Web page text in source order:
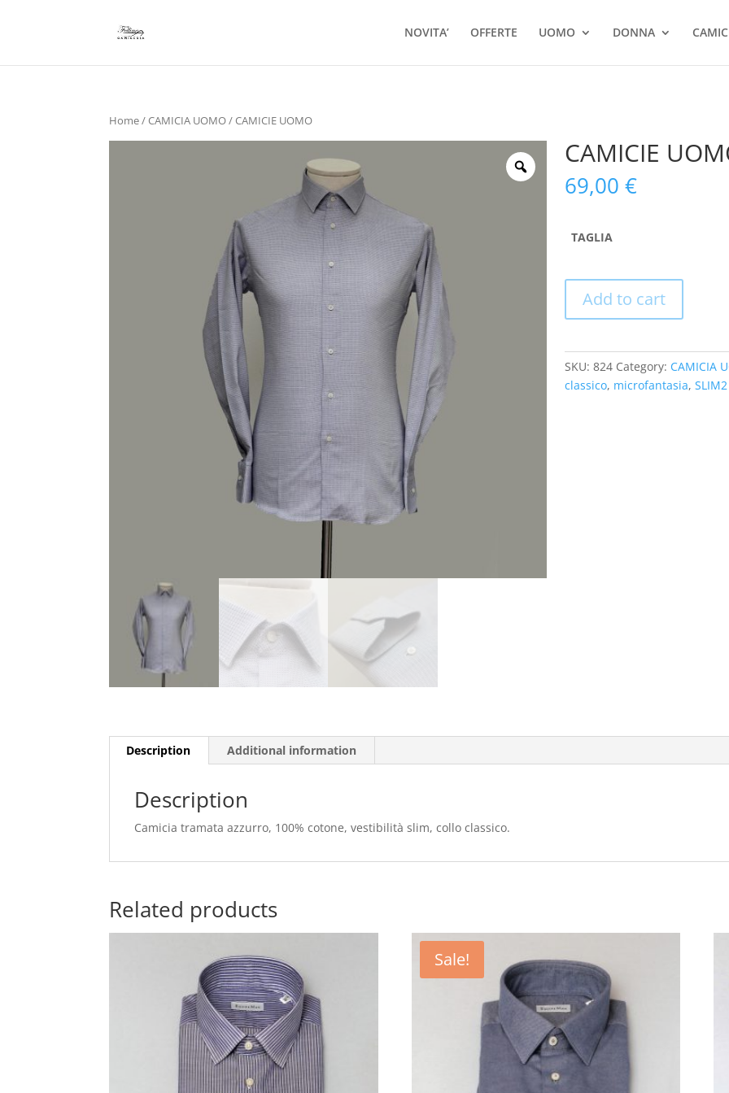
NOVITA’ OFFERTE UOMO DONNA
Home/CAMICIA UOMO/ CAMICIE UOMO
CAMICIE
69,00 €
TAGLIA
Add to cart
SKU: 824 Category: CAMICIA
classico, microfantasia, SLIM2
Description Additional information
Description
Camicia tramata azzurro, 100% cotone, vestibilità slim, collo classico.
Related products
Sale!